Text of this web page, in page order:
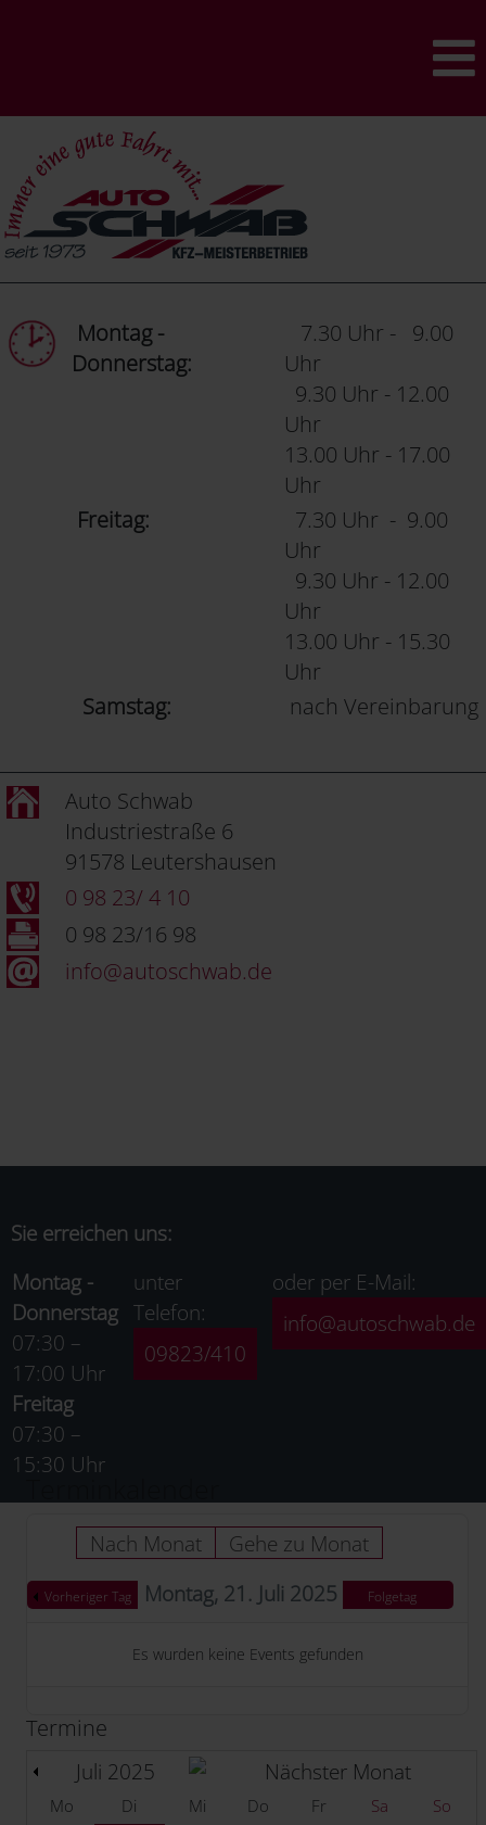
Montag -
Donnerstag:
7.30 Uhr - 9.00
Uhr
9.30 Uhr - 12.00
Uhr
13.00 Uhr - 17.00
Uhr
Freitag:
7.30 Uhr - 9.00
Uhr
9.30 Uhr - 12.00
Uhr
13.00 Uhr - 15.30
Uhr
Samstag:
nach Vereinbarung
Auto Schwab
Industriestraße 6
91578 Leutershausen
0 98 23/ 4 10
0 98 23/16 98
info@autoschwab.de
Sie erreichen uns:
Montag -
Donnerstag
07:30 –
17:00 Uhr
Freitag
07:30 –
15:30 Uhr
unter
Telefon:
09823/410
oder per E-Mail:
info@autoschwab.de
Nach Monat Gehe zu Monat
Vorheriger Tag Montag, 21. Juli 2025 Folgetag
Es wurden keine Events gefunden
Termine
Juli 2025
Mo Di Mi Do Fr Sa So